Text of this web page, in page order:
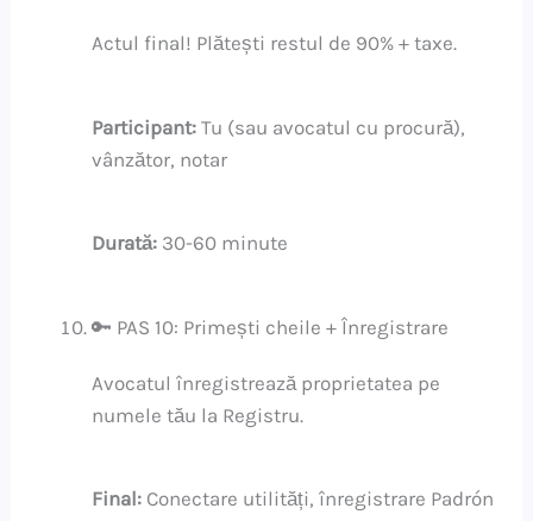
Actul final! Plătești restul de 90% + taxe.
Participant: Tu (sau avocatul cu procură),
vânzător, notar
Durată: 30-60 minute
🔑 PAS 10: Primești cheile + Înregistrare
Avocatul înregistrează proprietatea pe
numele tău la Registru.
Final: Conectare utilități, înregistrare Padrón